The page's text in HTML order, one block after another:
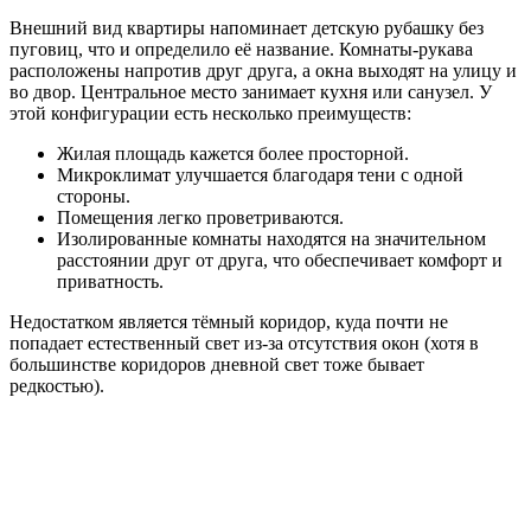
Внешний вид квартиры напоминает детскую рубашку без
пуговиц, что и определило её название. Комнаты-рукава
расположены напротив друг друга, а окна выходят на улицу и
во двор. Центральное место занимает кухня или санузел. У
этой конфигурации есть несколько преимуществ:
Жилая площадь кажется более просторной.
Микроклимат улучшается благодаря тени с одной
стороны.
Помещения легко проветриваются.
Изолированные комнаты находятся на значительном
расстоянии друг от друга, что обеспечивает комфорт и
приватность.
Недостатком является тёмный коридор, куда почти не
попадает естественный свет из-за отсутствия окон (хотя в
большинстве коридоров дневной свет тоже бывает
редкостью).